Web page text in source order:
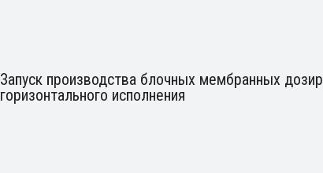
Запуск производства блочных мембранных
горизонтального исполнения